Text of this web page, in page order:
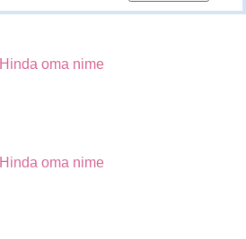
Hinda oma nime
Hinda oma nime